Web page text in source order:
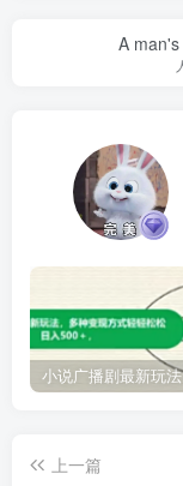
A
小说
上一篇